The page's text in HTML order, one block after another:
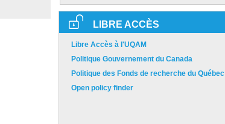
LIBRE ACCÈS
Libre Accès à l'UQAM
Politique Gouvernement du Canada
Politique des Fonds de recherche du Québec
Open policy finder